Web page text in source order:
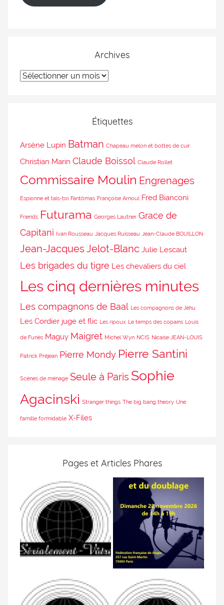
Archives
Étiquettes
Arsène Lupin Batman Chapeau melon et bottes de cuir
Christian Marin Claude Boissol Claude Rollet
Commissaire Moulin Engrenages
Espionne et tais-toi Fantômas Françoise Arnoul Fred Bianconi
Friends Futurama Georges Lautner Grace de
Capitani Ivan Rousseau Jacques Ruisseau Jean-Claude BOUILLON
Jean-Jacques Jelot-Blanc Julie Lescaut
Les brigades du tigre Les chevaliers du ciel
Les cinq dernières minutes
Les compagnons de Baal Les compagnons de Jéhu
Les Cordier juge et flic Les ripoux Le temps des copains Louis
de Funès Maguy Maigret Michel Wyn NCIS Nicaise JEAN-LOUIS
Patrick Préjean Pierre Mondy Pierre Santini
Scènes de ménage Seule à Paris Sophie
Agacinski Stranger things The big bang theory Une
famille formidable X-Files
Pages et Articles Phares